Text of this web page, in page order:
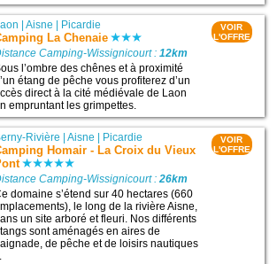
|Aisne | Picardie
La Chenaie
Camping-Wissignicourt :12km
l’ombre des chênes et à proximité
étang de pêche vous profiterez d’un
direct à la cité médiévale de Laon
empruntant les grimpettes.
VOIR
L'OFFRE
Rivière |Aisne Picardie
Homair - La Croix du Vieux
Camping-Wissignicourt :26km
domaine s’étend sur 40 hectares (660
le long de la rivière Aisne,
un site arboré et fleuri. Nos différents
sont aménagés en aires de
de pêche et de loisirs nautiques
VOIR
L'OFFRE